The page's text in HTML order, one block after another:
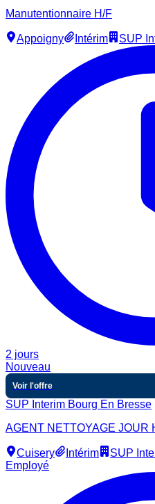
Manutentionnaire H/F
Appoigny Intérim SUP
2 jours
Nouveau
Voir l'offre
SUP Interim Bourg En Bresse
AGENT NETTOYAGE JOUR
Cuisery Intérim
SUP
Employé